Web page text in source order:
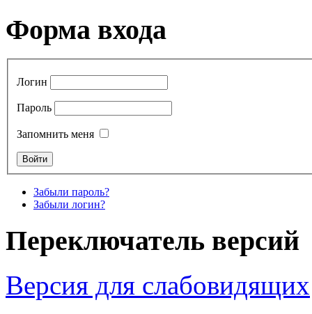
Форма входа
Логин
Пароль
Запомнить меня
Забыли пароль?
Забыли логин?
Переключатель версий
Версия для слабовидящих